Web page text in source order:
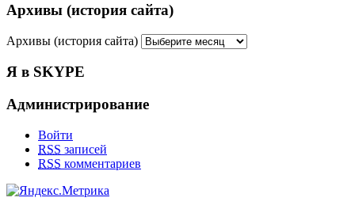
Архивы (история сайта)
Архивы (история сайта)
Я в SKYPE
Администрирование
Войти
RSS записей
RSS комментариев